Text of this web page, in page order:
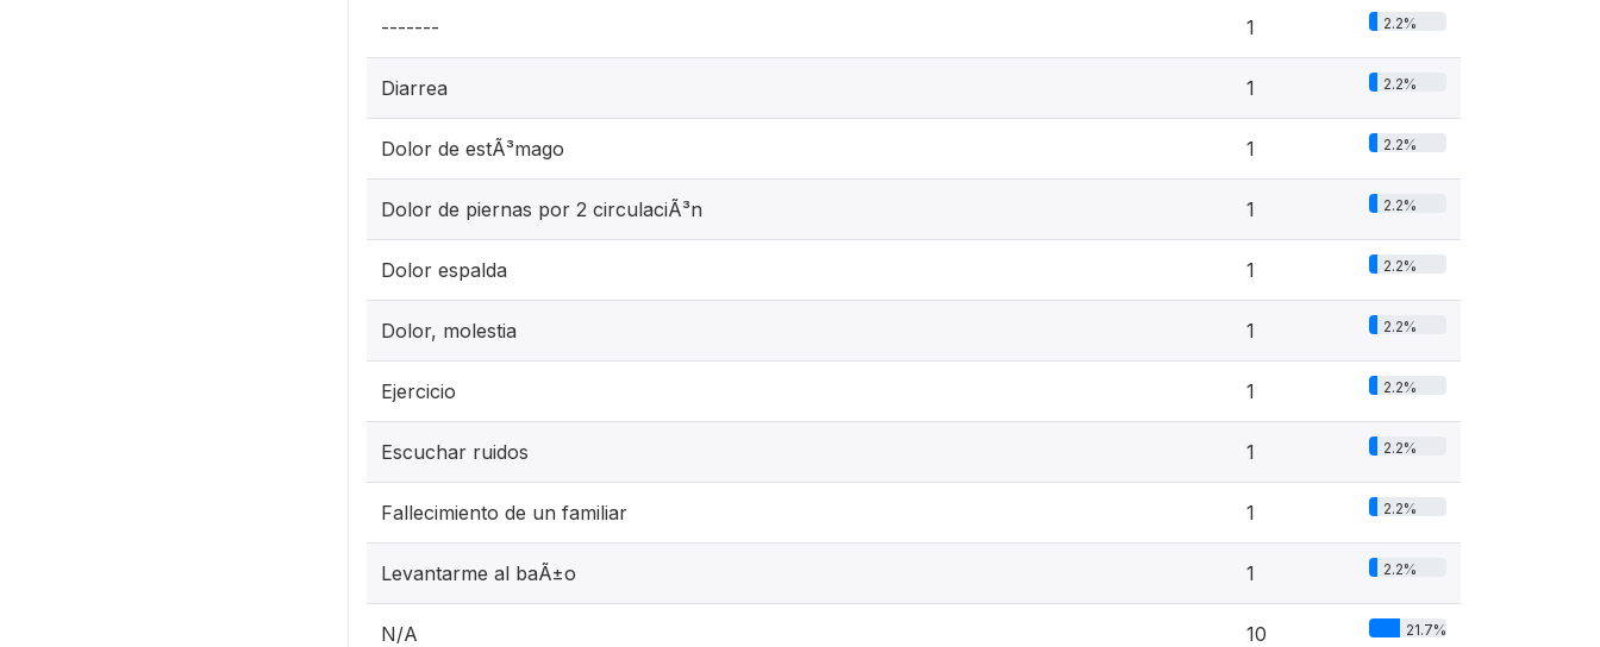
------- 1 2.2%
Diarrea 1 2.2%
Dolor de estÃ³mago 1 2.2%
Dolor de piernas por 2 circulaciÃ³n 1 2.2%
Dolor espalda 1 2.2%
Dolor, molestia 1 2.2%
Ejercicio 1 2.2%
Escuchar ruidos 1 2.2%
Fallecimiento de un familiar 1 2.2%
Levantarme al baÃ±o 1 2.2%
N/A 10 21.7%